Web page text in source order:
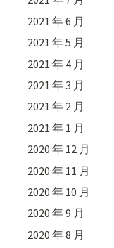
2021 年 6 月
2021 年 5 月
2021 年 4 月
2021 年 3 月
2021 年 2 月
2021 年 1 月
2020 年 12 月
2020 年 11 月
2020 年 10 月
2020 年 9 月
2020 年 8 月